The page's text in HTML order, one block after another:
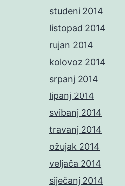
studeni 2014
listopad 2014
rujan 2014
kolovoz 2014
srpanj 2014
lipanj 2014
svibanj 2014
travanj 2014
ožujak 2014
veljača 2014
siječanj 2014